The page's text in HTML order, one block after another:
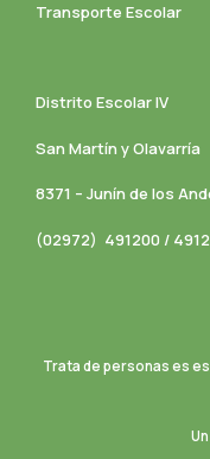
Transporte Escolar
Distrito Escolar IV
San Martín y Olavarría
8371 – Junín de los
(02972) 491200 /
Trata de personas es